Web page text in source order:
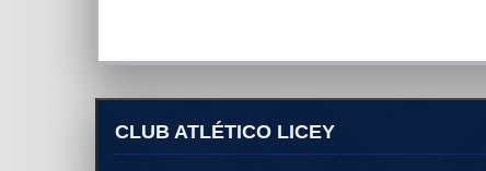
CLUB ATLÉTICO LICEY